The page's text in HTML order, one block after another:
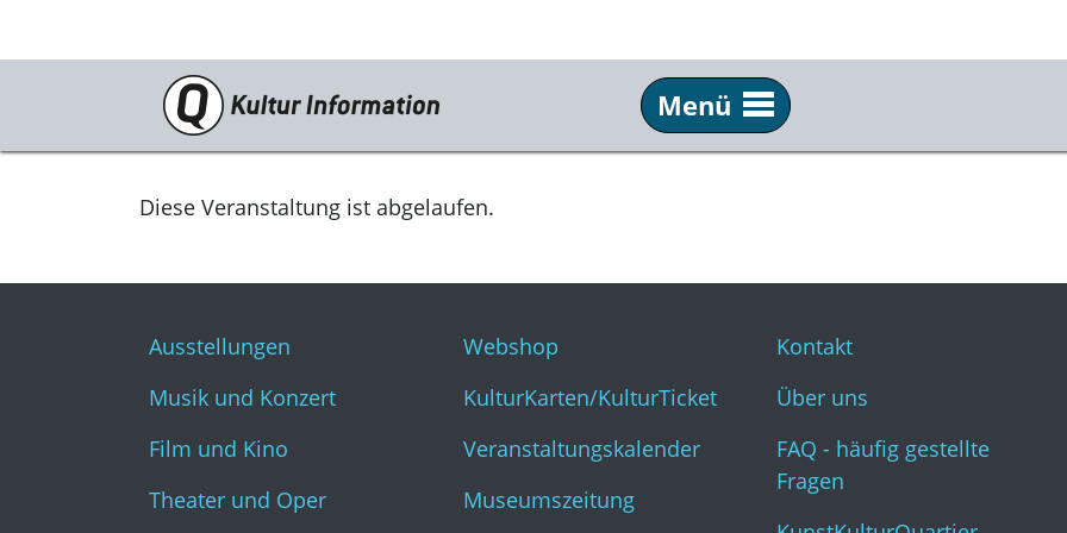
Menü
Veranstaltungen
Ausstellungen
Theater und Oper
Literatur
Service
Museumszeitung
Diese Veranstaltung ist abgelaufen.
Ausstellungen
Musik und Konzert
Film und Kino
Theater und Oper
Webshop
KulturKarten/KulturTicket
Veranstaltungskalender
Museumszeitung
Kontakt
Über uns
FAQ - häufig gestellte
Fragen